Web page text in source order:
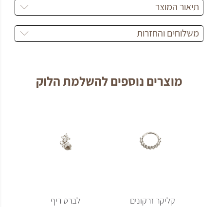
תיאור המוצר
משלוחים והחזרות
מוצרים נוספים להשלמת הלוק
קליקר זרקונים לברט ריף